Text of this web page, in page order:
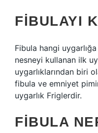
FIBULAYI
Fibula hangi
nesneyi kullanan ilk
uygarlıklarından biri
fibula ve emniyet
uygarlık Friglerdir.
FIBULA